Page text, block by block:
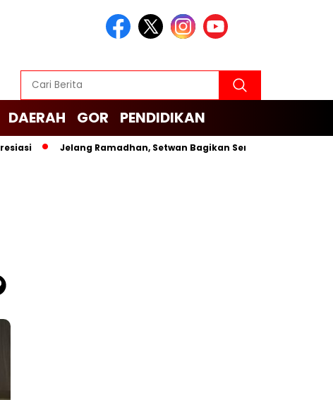
DAERAH GOR PENDIDIKAN
Jelang Ramadhan, Setwan Bagikan Sembako untuk Cleaning